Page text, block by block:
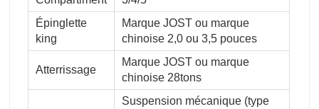
Épinglette
king
Marque JOST ou marque
chinoise 2,0 ou 3,5 pouces
Atterrissage
Marque JOST ou marque
chinoise 28tons
Suspension mécanique (type